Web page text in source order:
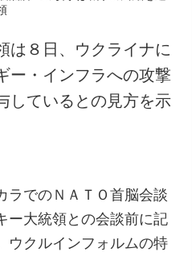
フォトバンク
は８日、ウクライナに
ー・インフラへの攻撃
しているとの見方を示
ラでのＮＡＴＯ首脳会談
ー大統領との会談前に記
ウクルインフォルムの特